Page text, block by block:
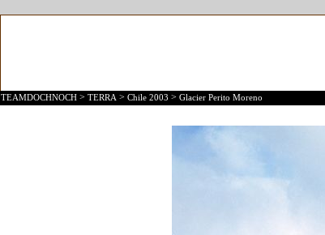
TEAMDOCHNOCH > TERRA > Chile 2003 > Glacier Perito Moreno